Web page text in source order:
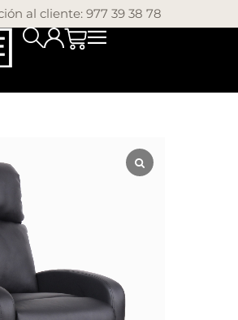
al cliente: 977 39 38 78